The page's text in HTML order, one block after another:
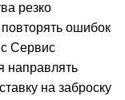
резко
ошибок
Сервис
направлять
на заброску